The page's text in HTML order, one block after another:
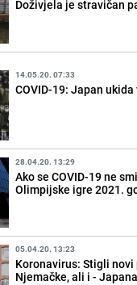
Doživjela je stravičan
14.05.20. 07:33
COVID-19: Japan
28.04.20. 13:29
Ako se COVID-19 ne
Olimpijske igre 2021.
05.04.20. 13:23
Koronavirus: Stigli
Njemačke, ali i - Japana